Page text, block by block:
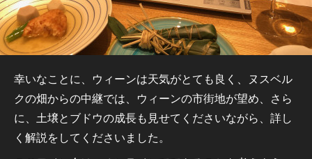
幸いなことに、ウィーンは天気がとても良く、ヌスベル
クの畑からの中継では、ウィーンの市街地が望め、さら
に、土壌とブドウの成長も見せてくださいながら、詳し
く解説をしてくださいました。